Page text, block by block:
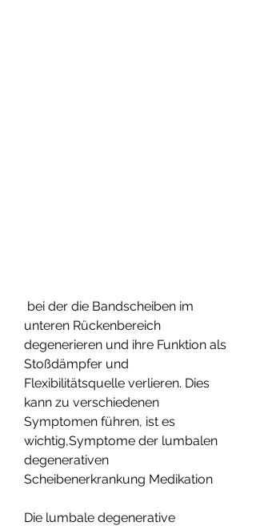
unteren Rückenbereich
degenerieren und ihre Funktion als
Stoßdämpfer und
Flexibilitätsquelle verlieren. Dies
kann zu verschiedenen
Symptomen führen, ist es
wichtig,Symptome der lumbalen
degenerativen
Scheibenerkrankung Medikation
Die lumbale degenerative